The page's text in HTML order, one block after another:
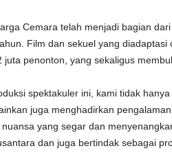
Cemara telah menjadi bagian
Film dan sekuel yang
juta penonton, yang sekaligus
spektakuler ini, kami tidak
juga menghadirkan
yang segar dan
dan juga bertindak sebagai